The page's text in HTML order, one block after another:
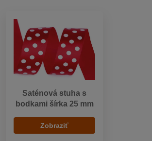
Saténová stuha s
bodkami šírka 25 mm
Zobraziť